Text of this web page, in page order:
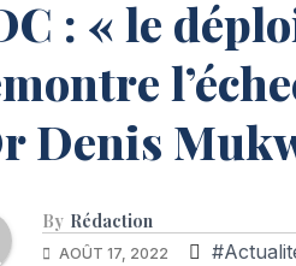
: « le
Denis
By Rédaction
AOÛT 17, 2022